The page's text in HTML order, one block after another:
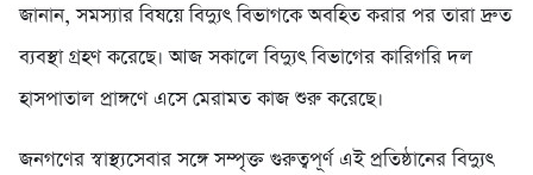
জানান, সমস্যার বিষয়ে বিদ্যুৎ বিভাগকে অবহিত করার পর তারা দ্রুত
ব্যবস্থা গ্রহণ করেছে। আজ সকালে বিদ্যুৎ বিভাগের কারিগরি দল
হাসপাতাল প্রাঙ্গণে এসে মেরামত কাজ শুরু করেছে।
জনগণের স্বাস্থ্যসেবার সঙ্গে সম্পৃক্ত গুরুত্বপূর্ণ এই প্রতিষ্ঠানের বিদ্যুৎ